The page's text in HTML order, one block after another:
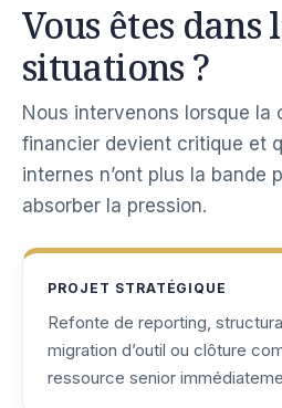
Vous êtes dans
situations ?
Nous intervenons lorsque la
financier devient critique et
internes n’ont plus la bande
absorber la pression.
PROJET STRATÉGIQUE
Refonte de reporting,
migration d’outil ou clôture
ressource senior